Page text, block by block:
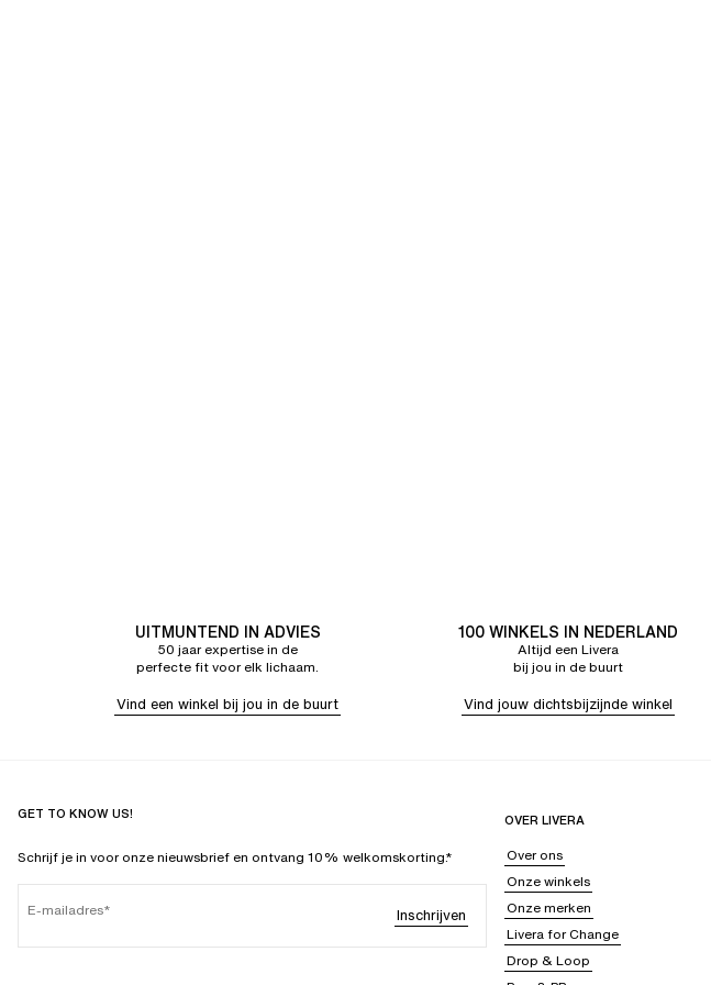
UITMUNTEND IN ADVIES
50 jaar expertise in de
perfecte fit voor elk lichaam.
Vind een winkel bij jou in de buurt
100 WINKELS IN NEDERLAND
Altijd een Livera
bij jou in de buurt
Vind jouw dichtsbijzijnde winkel
GET TO KNOW US!
Schrijf je in voor onze nieuwsbrief en ontvang 10% welkomskorting.*
E-mailadres Inschrijven
OVER LIVERA
Over ons
Onze winkels
Onze merken
Livera for Change
Drop & Loop